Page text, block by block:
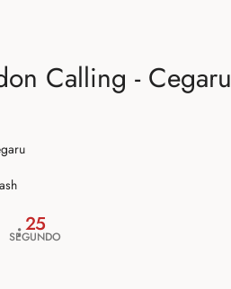
Calling - Cegaru
24
SEGUNDO